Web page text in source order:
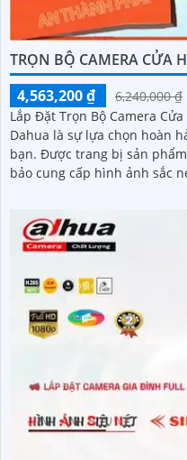
TRỌN BỘ CAMERA CỬA
4,563,200 ₫
6,240,000 ₫
Lắp Đặt Trọn Bộ Camera
Dahua là sự lựa chọn hoàn
bạn. Được trang bị sản phẩm chất lượng cao, combo này đảm
bảo cung cấp hình ảnh sắc